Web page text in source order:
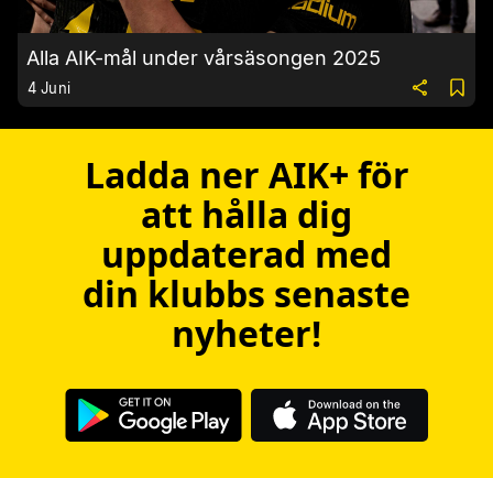
Alla AIK-mål under vårsäsongen 2025
4 Juni
Ladda ner AIK+ för
att hålla dig
uppdaterad med
din klubbs senaste
nyheter!